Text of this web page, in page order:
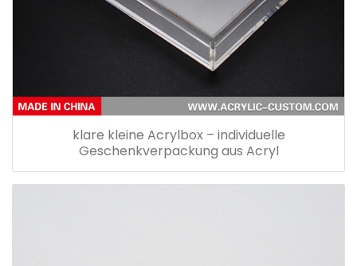
klare kleine Acrylbox – individuelle
Geschenkverpackung aus Acryl